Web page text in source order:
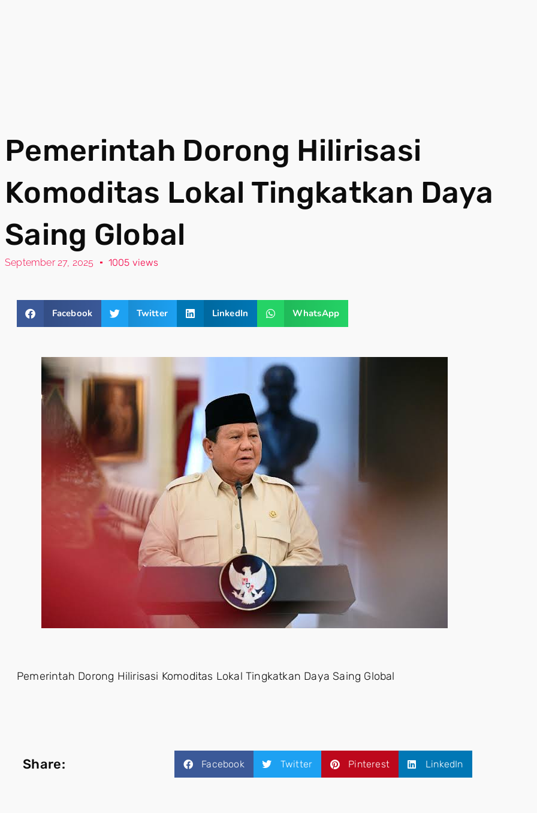
Pemerintah Dorong Hilirisasi
Komoditas Lokal Tingkatkan Daya
Saing Global
September 27, 2025 1005 views
Facebook Twitter LinkedIn WhatsApp
Pemerintah Dorong Hilirisasi Komoditas Lokal Tingkatkan Daya Saing Global
Share: Facebook Twitter Pinterest LinkedIn